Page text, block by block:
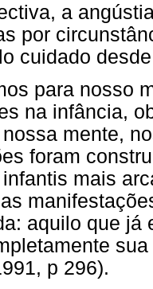
a
por
cuidado
para nosso
na infância,
mente,
foram
mais
aquilo que já
p 296).